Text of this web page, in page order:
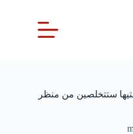
لو فعلتيها ستتخلصين من منظر